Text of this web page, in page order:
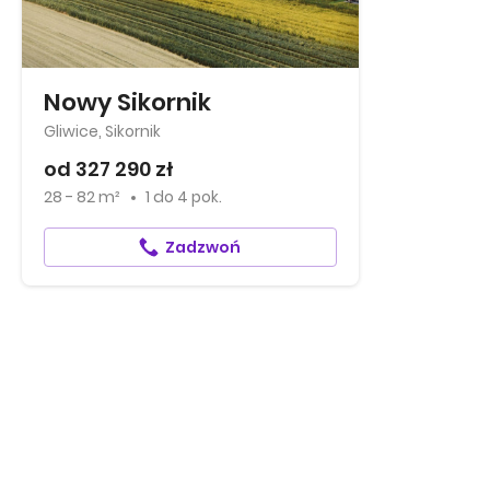
Nowy Sikornik
Gliwice, Sikornik
od 327 290 zł
28 - 82 m² 1 do 4 pok.
Zadzwoń